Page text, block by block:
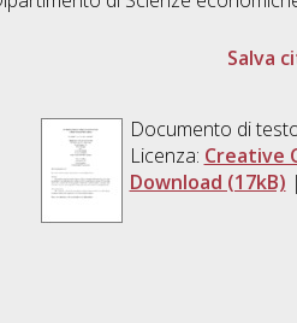
Salva
Documento di
Licenza: Creative
Download (17kB) |